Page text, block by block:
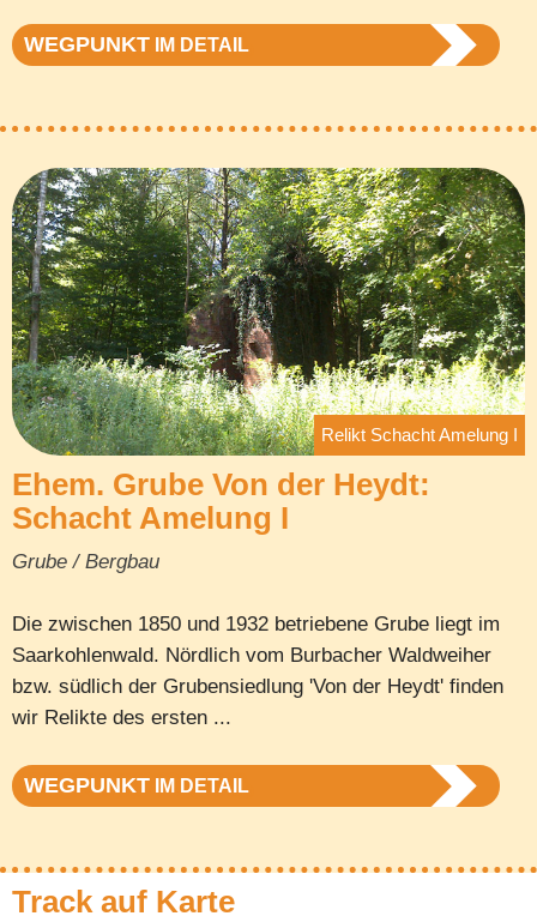
WEGPUNKT IM DETAIL
Relikt Schacht Amelung I
Ehem. Grube Von der Heydt:
Schacht Amelung I
Grube / Bergbau
Die zwischen 1850 und 1932 betriebene Grube liegt im
Saarkohlenwald. Nördlich vom Burbacher Waldweiher
bzw. südlich der Grubensiedlung 'Von der Heydt' finden
wir Relikte des ersten ...
WEGPUNKT IM DETAIL
Track auf Karte